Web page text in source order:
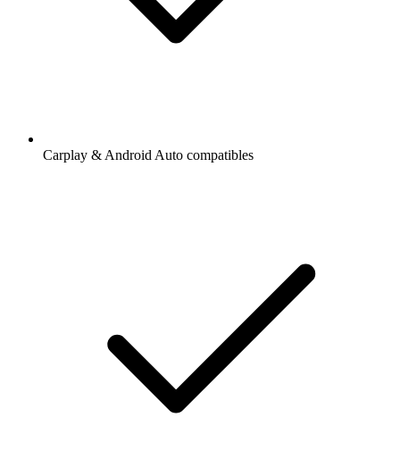
Carplay & Android Auto compatibles